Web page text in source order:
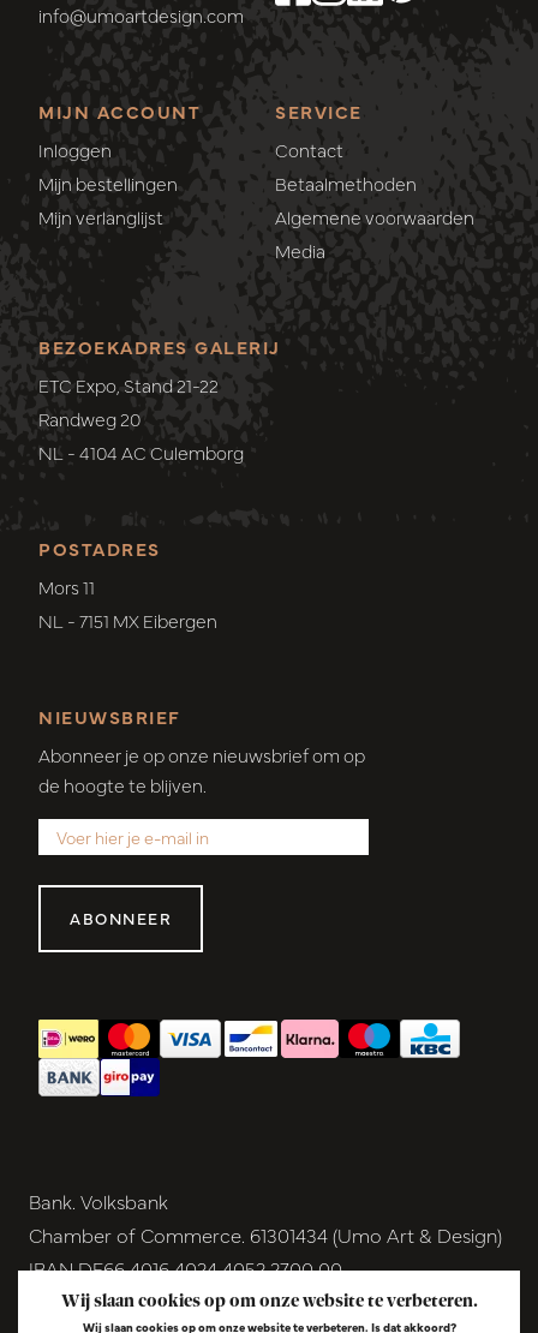
info@umoartdesign.com
MIJN ACCOUNT
Inloggen
Mijn bestellingen
Mijn verlanglijst
SERVICE
Contact
Betaalmethoden
Algemene voorwaarden
Media
POSTADRES
Mors 11
NL - 7151 MX Eibergen
BEZOEKADRES GALERIJ
ETC Expo, Stand 21-22
Randweg 20
NL - 4104 AC Culemborg
NIEUWSBRIEF
Abonneer je op onze nieuwsbrief om op
de hoogte te blijven.
ABONNEER
Bank. Volksbank
Chamber of Commerce. 61301434 (Umo Art & Design)
IBAN DE66 4016 4024 4052 2700 00
BIC GENODEM1GRN
Wij slaan cookies op om onze website te verbeteren.
Wij slaan cookies op om onze website te verbeteren. Is dat akkoord?